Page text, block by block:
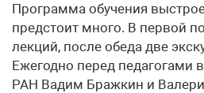
Программа обучения
предстоит много. В первой
лекций, после обеда две
Ежегодно перед педагогами
РАН Вадим Бражкин и